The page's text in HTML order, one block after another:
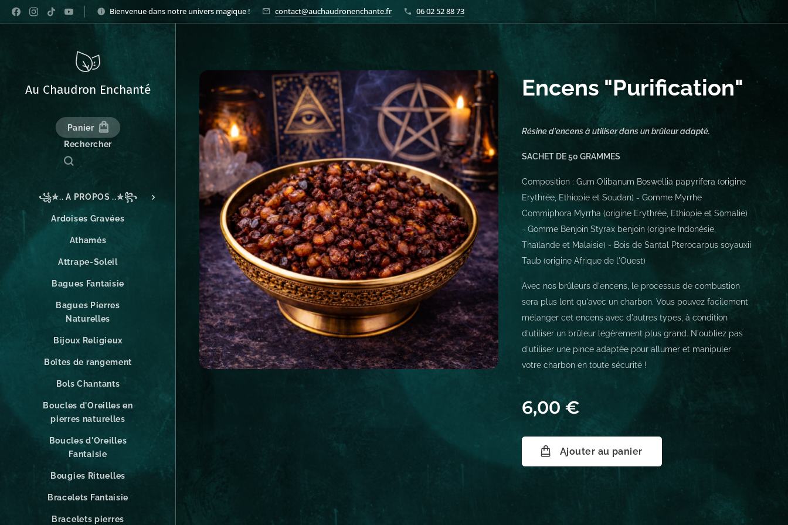
Bienvenue dans notre univers magique ! contact@auchaudronenchante.fr 06 02 52 88 73
Au Chaudron Enchanté
Panier
Rechercher
꧁✮.. A PROPOS ..✮꧂
Ardoises Gravées
Athamés
Attrape-Soleil
Bagues Fantaisie
Bagues Pierres
Naturelles
Bijoux Religieux
Boîtes de rangement
Bols Chantants
Boucles d'Oreilles en
pierres naturelles
Boucles d'Oreilles
Fantaisie
Bougies Rituelles
Bracelets Fantaisie
Bracelets pierres
Encens "Purification"
Résine d'encens à utiliser dans un brûleur adapté.
SACHET DE 50 GRAMMES
Composition : Gum Olibanum Boswellia papyrifera (origine
Erythrée, Ethiopie et Soudan) - Gomme Myrrhe
Commiphora Myrrha (origine Erythrée, Ethiopie et Somalie)
- Gomme Benjoin Styrax benjoin (origine Indonésie,
Thaïlande et Malaisie) - Bois de Santal Pterocarpus soyauxii
Taub (origine Afrique de l'Ouest)
Avec nos brûleurs d'encens, le processus de combustion
sera plus lent qu'avec un charbon. Vous pouvez facilement
mélanger cet encens avec d'autres types, à condition
d'utiliser un brûleur légèrement plus grand. N'oubliez pas
d'utiliser une pince adaptée pour allumer et manipuler
votre charbon en toute sécurité !
6,00€
Ajouter au panier